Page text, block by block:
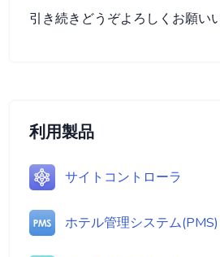
利用製品
サイトコントローラ
ホテル管理システム(PMS)
引き続きどうぞよろしくお願い